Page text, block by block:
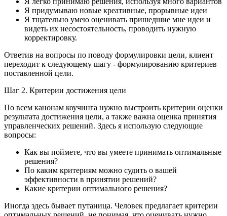
Я придумываю новые креативные, прорывные идеи
Я тщательно умею оценивать пришедшие мне идеи и
видеть их несостоятельность, проводить нужную
корректировку.
Ответив на вопросы по поводу формулировки цели, клиент
переходит к следующему шагу - формулированию критериев
поставленной цели.
Шаг 2. Критерии достижения цели
По всем канонам коучинга нужно выстроить критерии оценки
результата достижения цели, а также важна оценка принятия
управленческих решений. Здесь я использую следующие
вопросы:
Как вы поймете, что вы умеете принимать оптимальные
решения?
По каким критериям можно судить о вашей
эффективности в принятии решений?
Какие критерии оптимального решения?
Иногда здесь бывает путаница. Человек предлагает критерии